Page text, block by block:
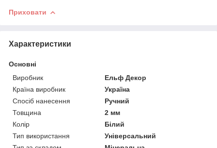
Приховати
Характеристики
Основні
Виробник
Ельф Декор
Країна виробник
Україна
Спосіб нанесення
Ручний
Товщина
2 мм
Колір
Білий
Тип використання
Універсальний